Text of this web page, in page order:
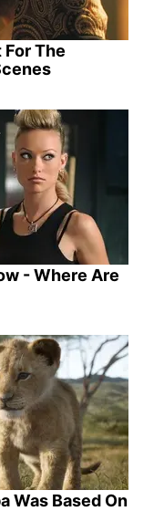
For The
- Where Are
Was Based On